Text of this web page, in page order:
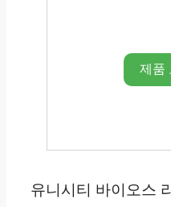
제품
유니시티 바이오스